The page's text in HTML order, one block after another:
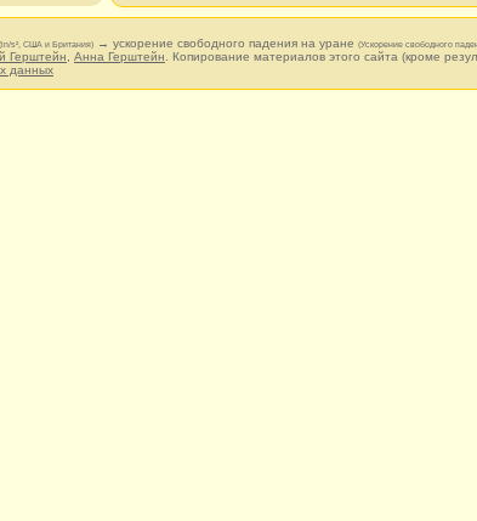
(in/s², США и Британия) → ускорение свободного падения на уране (Ускорение свободного
Герштейн Анна Герштейн . Копирование материалов этого сайта (кроме
данных